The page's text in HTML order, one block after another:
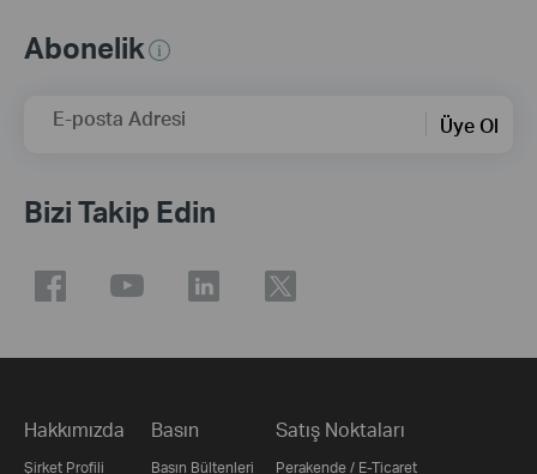
Abonelik
E-posta Adresi Üye Ol
Bizi Takip Edin
Hakkımızda
Şirket Profili
Basın
Basın Bültenleri
Satış Noktaları
Perakende / E-Ticaret